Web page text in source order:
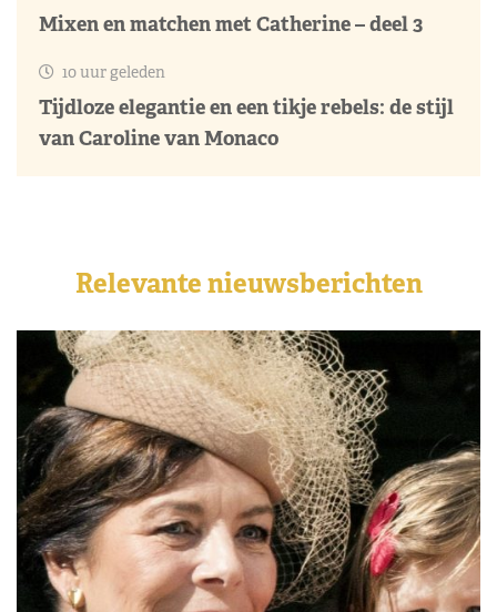
Mixen en matchen met Catherine – deel 3
10 uur geleden
Tijdloze elegantie en een tikje rebels: de stijl
van Caroline van Monaco
Relevante nieuwsberichten